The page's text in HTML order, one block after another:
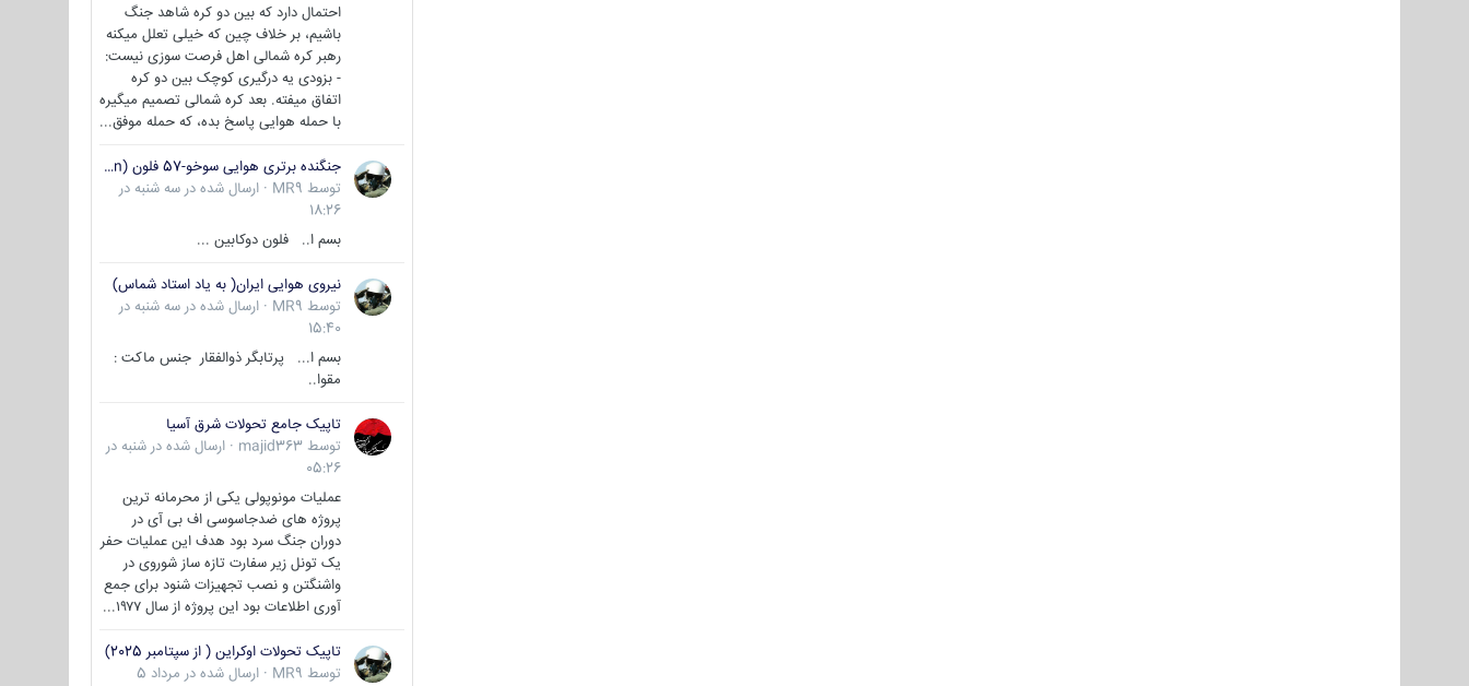
احتمال دارد که بین دو کره شاهد جنگ
باشیم، بر خلاف چین که خیلی تعلل میکنه
رهبر کره شمالی اهل فرصت سوزی نیست:
- بزودی یه درگیری کوچک بین دو کره
اتفاق میفته. بعد کره شمالی تصمیم میگیره
با حمله هوایی پاسخ بده، که حمله موفق...
جنگنده برتری هوایی سوخو-57 فلون (Su-57/Felon)
توسط MR9
· ارسال شده در سه شنبه در
18:26
بسم ا.. فلون دوکابین ...
نیروی هوایی ایران( به یاد استاد شماس)
توسط MR9
· ارسال شده در سه شنبه در
15:40
بسم ا... پرتابگر ذوالفقار جنس ماکت :
مقوا..
تاپیک جامع تحولات شرق آسیا
توسط majid363
· ارسال شده در شنبه در
05:26
عملیات مونوپولی یکی از محرمانه ترین
پروژه های ضدجاسوسی اف بی آی در
دوران جنگ سرد بود هدف این عملیات حفر
یک تونل زیر سفارت تازه ساز شوروی در
واشنگتن و نصب تجهیزات شنود برای جمع
آوری اطلاعات بود این پروژه از سال ۱۹۷۷...
تاپیک تحولات اوکراین ( از سپتامبر 2025)
توسط MR9
· ارسال شده در مرداد 5